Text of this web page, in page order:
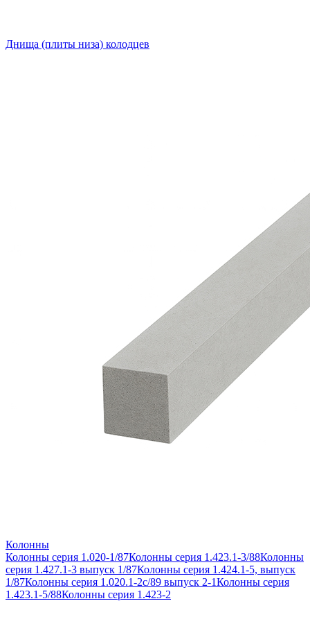
Днища (плиты низа) колодцев
Колонны
Колонны серия 1.020-1/87Колонны серия 1.423.1-3/88Колонны
серия 1.427.1-3 выпуск 1/87Колонны серия 1.424.1-5, выпуск
1/87Колонны серия 1.020.1-2с/89 выпуск 2-1Колонны серия
1.423.1-5/88Колонны серия 1.423-2